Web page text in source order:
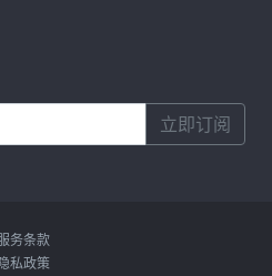
立即订阅
务条款
私政策